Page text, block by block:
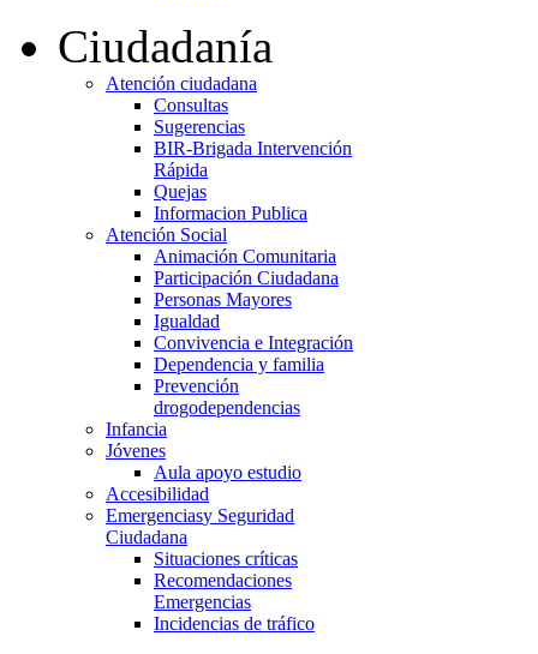
Ciudadanía
Atención ciudadana
Consultas
Sugerencias
BIR-Brigada Intervención
Rápida
Quejas
Informacion Publica
Atención Social
Animación Comunitaria
Participación Ciudadana
Personas Mayores
Igualdad
Convivencia e Integración
Dependencia y familia
Prevención
drogodependencias
Infancia
Jóvenes
Aula apoyo estudio
Accesibilidad
Emergenciasy Seguridad
Ciudadana
Situaciones críticas
Recomendaciones
Emergencias
Incidencias de tráfico